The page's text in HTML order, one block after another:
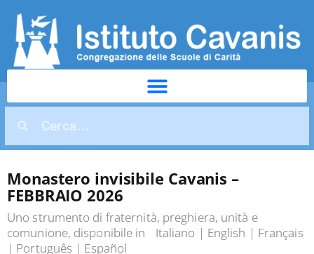
Monastero invisibile Cavanis –
FEBBRAIO 2026
Uno strumento di fraternità, preghiera, unità e
comunione, disponibile in Italiano | English | Français
| Português | Español